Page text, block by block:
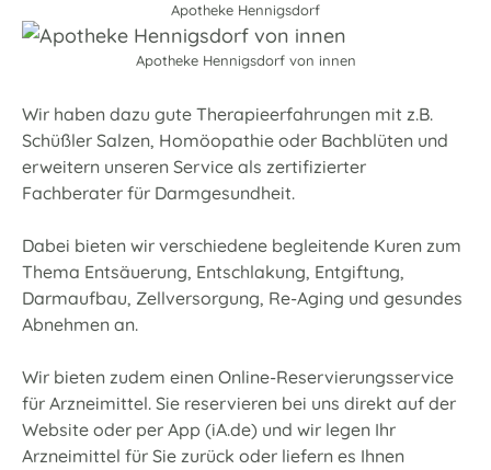
Apotheke Hennigsdorf
Apotheke Hennigsdorf von innen
Wir haben dazu gute Therapieerfahrungen mit z.B.
Schüßler Salzen, Homöopathie oder Bachblüten und
erweitern unseren Service als zertifizierter
Fachberater für Darmgesundheit.
Dabei bieten wir verschiedene begleitende Kuren zum
Thema Entsäuerung, Entschlakung, Entgiftung,
Darmaufbau, Zellversorgung, Re-Aging und gesundes
Abnehmen an.
Wir bieten zudem einen Online-Reservierungsservice
für Arzneimittel. Sie reservieren bei uns direkt auf der
Website oder per App (iA.de) und wir legen Ihr
Arzneimittel für Sie zurück oder liefern es Ihnen